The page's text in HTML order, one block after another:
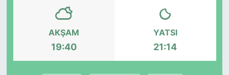
AKŞAM
19:40
YATSI
21:14
KONGRE TAKVİMİ
RÖPORTAJLAR
BİYOGRAFİLER